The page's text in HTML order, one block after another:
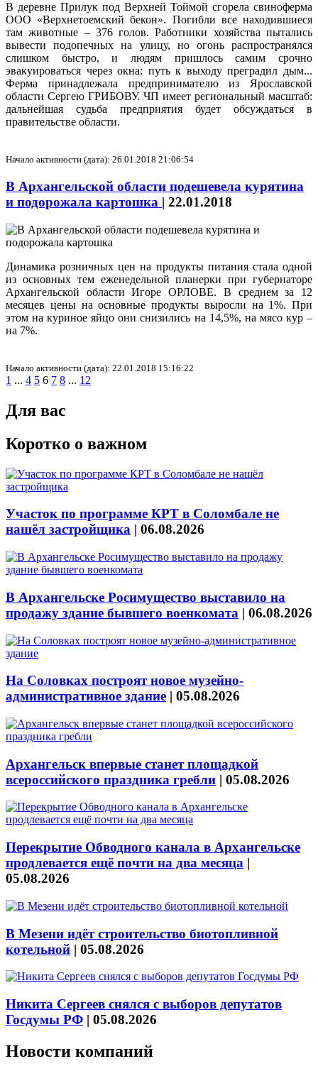
В деревне Прилук под Верхней Тоймой сгорела свиноферма
ООО «Верхнетоемский бекон». Погибли все находившиеся
там животные – 376 голов. Работники хозяйства пытались
вывести подопечных на улицу, но огонь распространялся
слишком быстро, и людям пришлось самим срочно
эвакуироваться через окна: путь к выходу преградил дым...
Ферма принадлежала предпринимателю из Ярославской
области Сергею ГРИБОВУ. ЧП имеет региональный масштаб:
дальнейшая судьба предприятия будет обсуждаться в
правительстве области.
Начало активности (дата): 26.01.2018 21:06:54
В Архангельской области подешевела курятина
и подорожала картошка | 22.01.2018
Динамика розничных цен на продукты питания стала одной
из основных тем еженедельной планерки при губернаторе
Архангельской области Игоре ОРЛОВЕ. В среднем за 12
месяцев цены на основные продукты выросли на 1%. При
этом на куриное яйцо они снизились на 14,5%, на мясо кур –
на 7%.
Начало активности (дата): 22.01.2018 15:16:22
1 ... 4 5 6 7 8 ... 12
Для вас
Коротко о важном
Участок по программе КРТ в Соломбале не
нашёл застройщика | 06.08.2026
В Архангельске Росимущество выставило на
продажу здание бывшего военкомата | 06.08.2026
На Соловках построят новое музейно-
административное здание | 05.08.2026
Архангельск впервые станет площадкой
всероссийского праздника гребли | 05.08.2026
Перекрытие Обводного канала в Архангельске
продлевается ещё почти на два месяца |
05.08.2026
В Мезени идёт строительство биотопливной
котельной | 05.08.2026
Никита Сергеев снялся с выборов депутатов
Госдумы РФ | 05.08.2026
Новости компаний